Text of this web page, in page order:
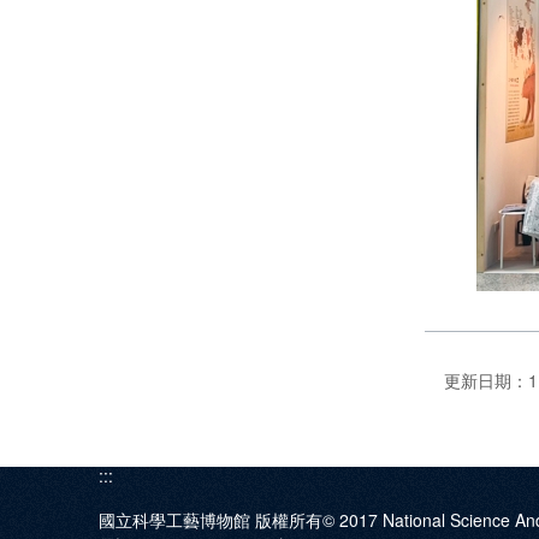
更新日期：
:::
國立科學工藝博物館 版權所有© 2017 National Science